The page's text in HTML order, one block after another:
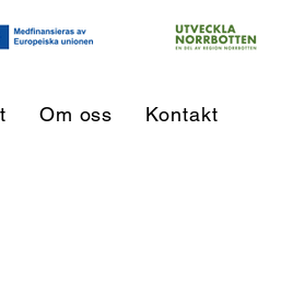
Om oss Kontakt